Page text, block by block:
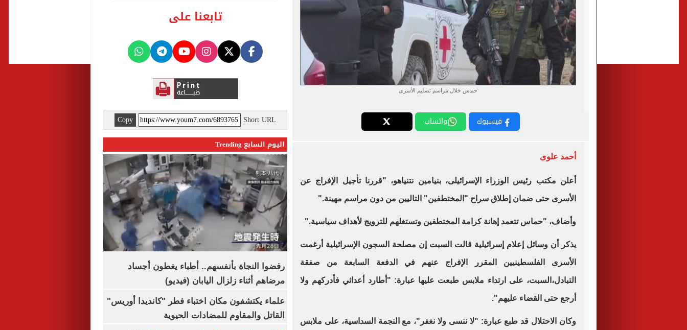
حماس خلال مراسم تسليم الأسرى
فيسبوك واتساب
أحمد علوى
أعلن مكتب رئيس الوزراء الإسرائيلى، بنيامين نتنياهو، "قررنا تأجيل الإفراج عن
الأسرى حتى ضمان إطلاق سراح "المختطفين" التاليين من دون مراسم مهينة."
وأضاف، "حماس تتعمد إهانة كرامة المختطفين وتستغلهم للترويج لأهداف سياسية."
يذكر أن وسائل إعلام إسرائيلية قالت السبت إن مصلحة السجون الإسرائيلية أرغمت
الأسرى الفلسطينيين المقرر الإفراج عنهم في الدفعة السابعة من صفقة
التبادل،السبت، على ارتداء ملابس طبعت عليها عبارة: "أطارد أعدائي فأدركهم ولا
أرجع حتى القضاء عليهم".
وكان الاحتلال قد طبع عبارة: "لا ننسى ولا نغفر"، مع النجمة السداسية، على ملابس
تابعنا على
Short URL
Copy
اليوم السابع Trending
رفضوا النجاة بأنفسهم.. أطباء يغطون أجساد
مرضاهم أثناء زلزال اليابان (فيديو)
علماء يكتشفون مكان اختباء فطر "كانديدا أوريس"
القاتل والمقاوم للمضادات الحيوية